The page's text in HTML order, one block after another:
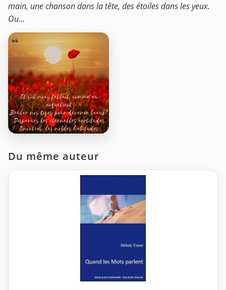
main, une chanson dans la tête, des étoiles dans les yeux.
Ou...
Du même auteur